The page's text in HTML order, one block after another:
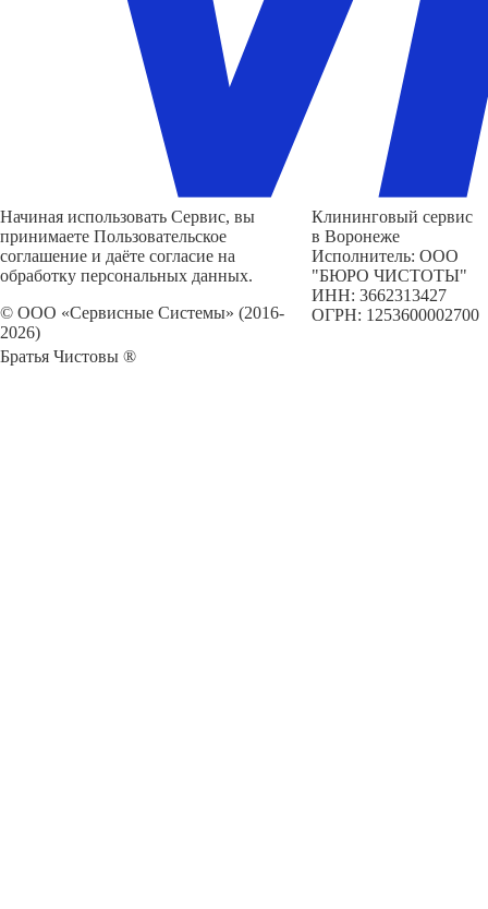
Начиная использовать Сервис, вы
принимаете Пользовательское
соглашение и даёте согласие на
обработку персональных данных.
© ООО «Сервисные Системы» (2016-
2026)
Братья Чистовы ®
Клининговый сервис
в Воронеже
Исполнитель: ООО
"БЮРО ЧИСТОТЫ"
ИНН: 3662313427
ОГРН: 1253600002700